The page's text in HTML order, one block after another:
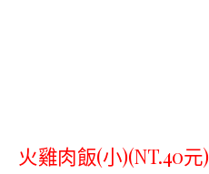
火雞肉飯(小)(NT.40元)